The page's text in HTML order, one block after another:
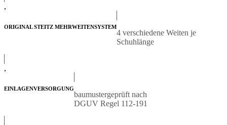
,
ORIGINAL STEITZ MEHRWEITENSYSTEM
4 verschiedene Weiten je
Schuhlänge
,
EINLAGENVERSORGUNG
baumustergeprüft nach
DGUV Regel 112-191